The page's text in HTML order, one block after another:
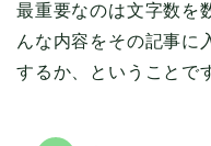
最重要なのは文字数を
んな内容をその記事に
するか、ということで